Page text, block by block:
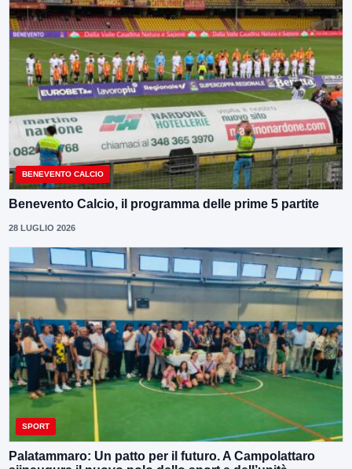
BENEVENTO CALCIO
Benevento Calcio, il programma delle prime 5 partite
28 LUGLIO 2026
SPORT
Palatammaro: Un patto per il futuro. A Campolattaro